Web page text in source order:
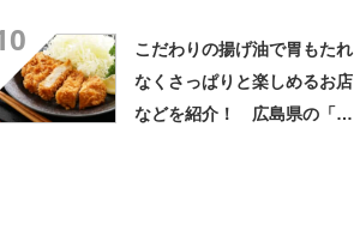
こだわりの揚げ油で胃もたれ
なくさっぱりと楽しめるお店
などを紹介！ 広島県の「と